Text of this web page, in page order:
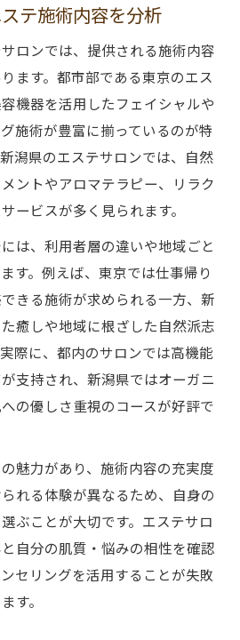
テ施術内容を分析
ロンでは、提供される施術内容
ます。都市部である東京のエス
機器を活用したフェイシャルや
施術が豊富に揃っているのが特
潟県のエステサロンでは、自然
ントやアロマテラピー、リラク
ービスが多く見られます。
は、利用者層の違いや地域ごと
す。例えば、東京では仕事帰り
きる施術が求められる一方、新
癒しや地域に根ざした自然派志
際に、都内のサロンでは高機能
支持され、新潟県ではオーガニ
の優しさ重視のコースが好評で
魅力があり、施術内容の充実度
れる体験が異なるため、自身の
ぶことが大切です。エステサロ
自分の肌質・悩みの相性を確認
セリングを活用することが失敗
す。